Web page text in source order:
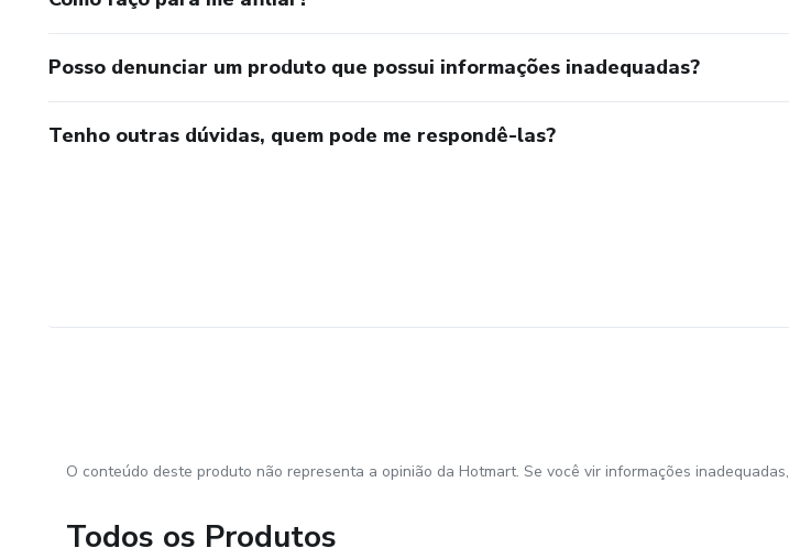
Posso denunciar um produto que possui informações inadequadas?
Tenho outras dúvidas, quem pode me respondê-las?
O conteúdo deste produto não representa a opinião da Hotmart. Se você vir informações inadequadas,
Todos os Produtos